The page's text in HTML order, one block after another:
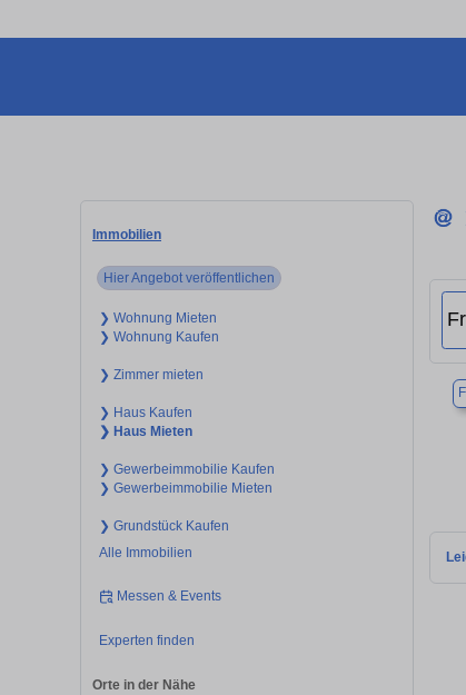
Immobilien
Hier Angebot veröffentlichen
❯ Wohnung Mieten
❯ Wohnung Kaufen
❯ Zimmer mieten
❯ Haus Kaufen
❯ Haus Mieten
❯ Gewerbeimmobilie Kaufen
❯ Gewerbeimmobilie Mieten
❯ Grundstück Kaufen
Alle Immobilien
Messen & Events
Experten finden
Orte in der Nähe